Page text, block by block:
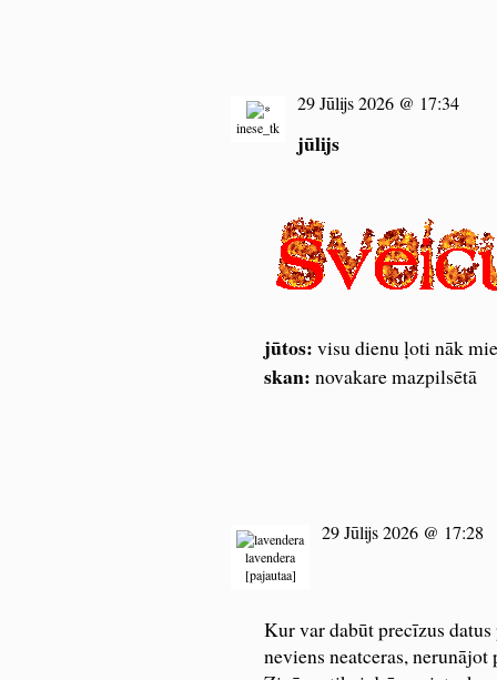
inese_tk
29 Jūlijs 2026 @ 17:34
jūlijs
jūtos: visu dienu ļoti nāk
skan: novakare mazpilsētā
lavendera
[pajautaa]
29 Jūlijs 2026 @ 17:28
Kur var dabūt precīzus
neviens neatceras,